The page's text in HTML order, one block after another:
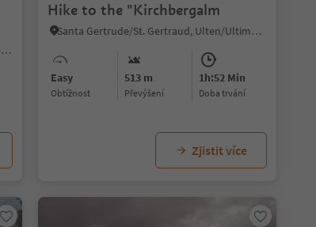
Prenn/Prenn, Schenna/Scena, Meran/Merano and environs
Hike to the "Kirchbergalm
Santa Gertrude/St. Gertraud, Ulten/Ultimo, Meran/Merano and environs
Easy
Obtížnost
513 m
Převýšení
1h:52 Min
doba trvání
Zjistit více